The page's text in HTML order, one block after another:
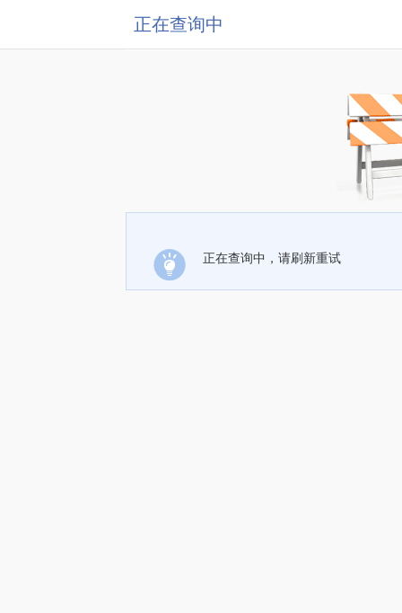
正在查询中
正在查询中，请刷新重试